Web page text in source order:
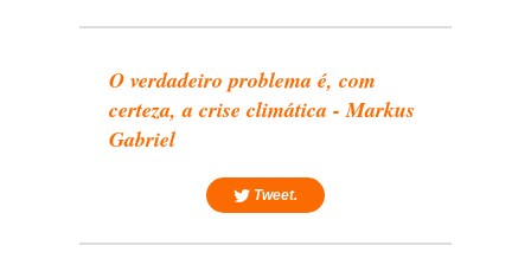
O verdadeiro problema é, com
certeza, a crise climática - Markus
Gabriel
Tweet.